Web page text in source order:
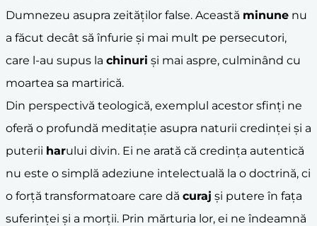
Dumnezeu asupra zeităților false. Această minune nu
a făcut decât să înfurie și mai mult pe persecutori,
care l-au supus la chinuri și mai aspre, culminând cu
moartea sa martirică.
Din perspectivă teologică, exemplul acestor sfinți ne
oferă o profundă meditație asupra naturii credinței și a
puterii harului divin. Ei ne arată că credința autentică
nu este o simplă adeziune intelectuală la o doctrină, ci
o forță transformatoare care dă curaj și putere în fața
suferinței și a morții. Prin mărturia lor, ei ne îndeamnă